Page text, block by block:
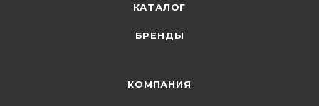
КАТАЛОГ
БРЕНДЫ
КОМПАНИЯ